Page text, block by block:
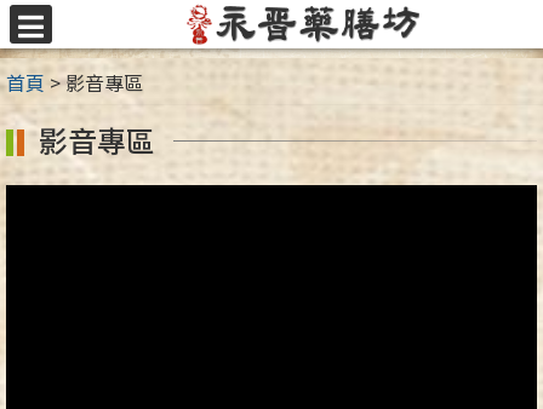
跳
至
主
要
內
容
區
首頁 >影音專區
影音專區
選
單